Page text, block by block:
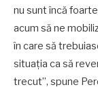
nu sunt încă
acum să ne
în care să
situația ca să
trecut”, spune